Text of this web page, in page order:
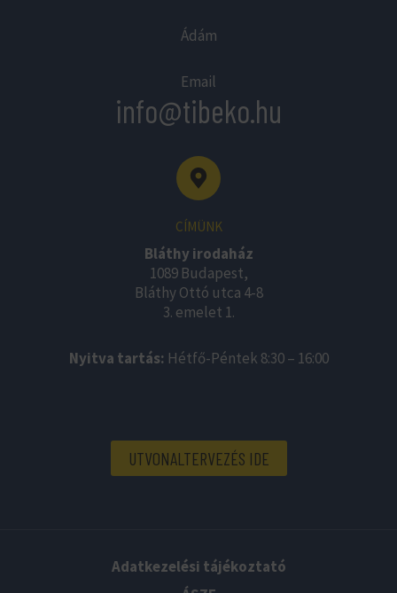
Ádám
Email
info@tibeko.hu
CÍMÜNK
Bláthy irodaház
1089 Budapest,
Bláthy Ottó utca 4-8
3. emelet 1.
Nyitva tartás: Hétfő-Péntek 8:30 – 16:00
UTVONALTERVEZÉS IDE
Adatkezelési tájékoztató